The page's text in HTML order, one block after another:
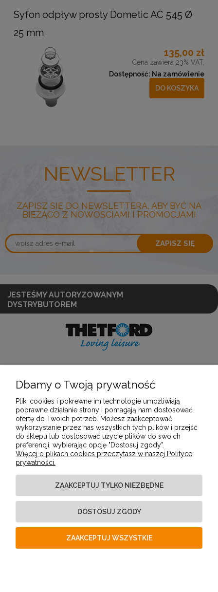
Syfon odpływ prosty Dometic AC 545 Ø
25 mm
135,00 zł
Cena zawiera 23% VAT,
Dostępność: Na zamówienie
DO KOSZYKA
NEWSLETTER
ZAPISZ SIĘ DO NEWSLETTERA, ABY BYĆ NA
BIEŻĄCO Z NOWOŚCIAMI I PROMOCJAMI
ZAPISZ SIĘ
JESTEŚMY AUTORYZOWANYM
DYSTRYBUTOREM
POMOC
MOJE KONTO
PŁATNOŚCI I DOSTAWA
INFORMACJE
O NAS
Dbamy o Twoją prywatność
Pliki cookies i pokrewne im technologie umożliwiają
poprawne działanie strony i pomagają nam dostosować
ofertę do Twoich potrzeb. Możesz zaakceptować
wykorzystanie przez nas wszystkich tych plików i przejść
do sklepu lub dostosować użycie plików do swoich
preferencji, wybierając opcję "Dostosuj zgody".
Więcej o plikach cookies przeczytasz w naszej Polityce
prywatności.
ZAAKCEPTUJ TYLKO NIEZBĘDNE
DOSTOSUJ ZGODY
ZAAKCEPTUJ WSZYSTKIE